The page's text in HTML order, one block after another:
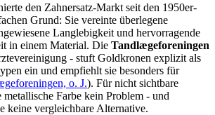
den Zahnersatz-Markt seit den 1950er-
Grund: Sie vereinte überlegene
Langlebigkeit und hervorragende
in einem Material. Die Tandlægeforeningen
- stuft Goldkronen explizit als
ein und empfiehlt sie besonders für
o. J.). Für nicht sichtbare
Farbe kein Problem - und
keine vergleichbare Alternative.